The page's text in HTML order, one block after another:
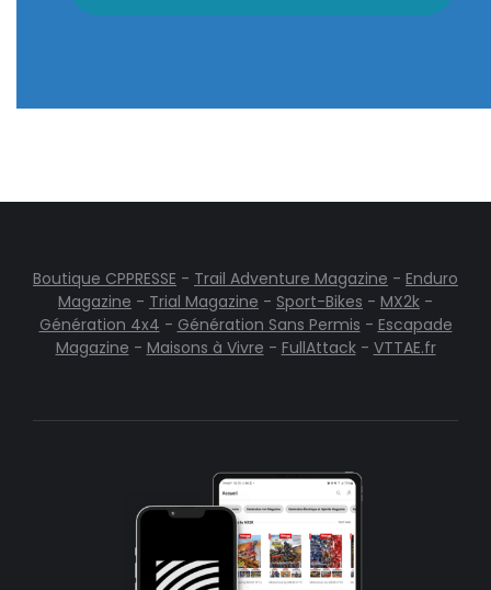
Boutique CPPRESSE - Trail Adventure Magazine - Enduro
Magazine - Trial Magazine - Sport-Bikes - MX2k -
Génération 4x4 - Génération Sans Permis - Escapade
Magazine - Maisons à Vivre - FullAttack- VTTAE.fr